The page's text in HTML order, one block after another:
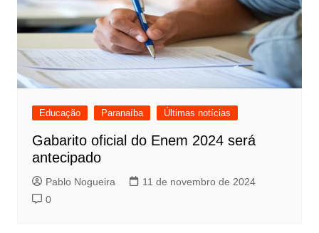
Educação Paranaíba Últimas notícias
Gabarito oficial do Enem 2024 será
antecipado
Pablo Nogueira
11 de novembro de 2024
0